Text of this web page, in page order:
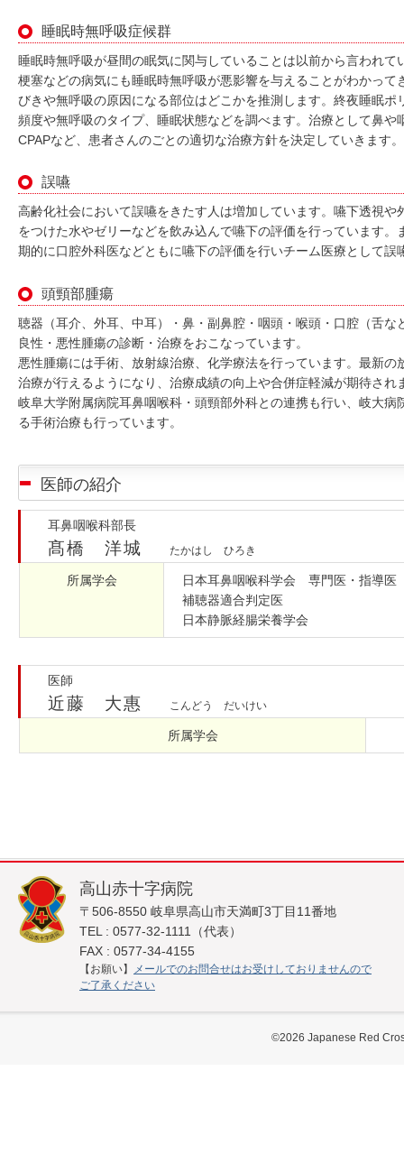
睡眠時無呼吸症候群
睡眠時無呼吸が昼間の眠気に関与していることは以前から言われ
梗塞などの病気にも睡眠時無呼吸が悪影響を与えることがわかっ
びきや無呼吸の原因になる部位はどこかを推測します。終夜睡眠
頻度や無呼吸のタイプ、睡眠状態などを調べます。治療として鼻
CPAPなど、患者さんのごとの適切な治療方針を決定していきます。
誤嚥
高齢化社会において誤嚥をきたす人は増加しています。嚥下透視
をつけた水やゼリーなどを飲み込んで嚥下の評価を行っています
期的に口腔外科医などともに嚥下の評価を行いチーム医療として誤
頭頸部腫瘍
聴器（耳介、外耳、中耳）・鼻・副鼻腔・咽頭・喉頭・口腔（舌
良性・悪性腫瘍の診断・治療をおこなっています。
悪性腫瘍には手術、放射線治療、化学療法を行っています。最新
治療が行えるようになり、治療成績の向上や合併症軽減が期待され
岐阜大学附属病院耳鼻咽喉科・頭頸部外科との連携も行い、岐大
る手術治療も行っています。
医師の紹介
耳鼻咽喉科部長
髙橋 洋城 たかはし ひろき
所属学会
日本耳鼻咽喉科学会 専門医・指導医
補聴器適合判定医
日本静脈経腸栄養学会
医師
近藤 大惠 こんどう だいけい
所属学会
高山赤十字病院
〒506-8550 岐阜県高山市天満町3丁目11番地
TEL : 0577-32-1111（代表）
FAX : 0577-34-4155
【お願い】
メールでのお問合せはお受けしておりませんので
ご了承ください
©2026 Japanese Red